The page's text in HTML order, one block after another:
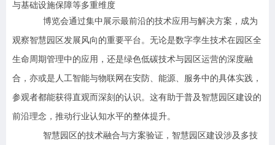
与基础设施保障等多重维度
博览会通过集中展示最前沿的技术应用与解决方案，成为
观察智慧园区发展风向的重要平台。无论是数字孪生技术在园区全
生命周期管理中的应用，还是绿色低碳技术与园区运营的深度融
合，亦或是人工智能与物联网在安防、能源、服务中的具体实践，
参观者都能获得直观而深刻的认识。这有助于普及智慧园区建设的
前沿理念，推动行业认知水平的整体提升。
智慧园区的技术融合与方案验证，智慧园区建设涉及多技